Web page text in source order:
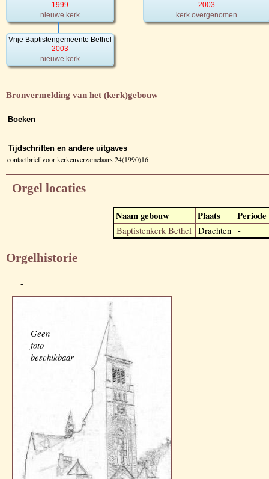
1999
nieuwe kerk
2003
kerk overgenomen
Vrije Baptistengemeente Bethel
2003
nieuwe kerk
Bronvermelding van het (kerk)gebouw
Boeken
-
Tijdschriften en andere uitgaves
contactbrief voor kerkenverzamelaars 24(1990)16
Orgel locaties
Naam gebouw Plaats Periode
Baptistenkerk Bethel Drachten -
Orgelhistorie
-
Geen
foto
beschikbaar